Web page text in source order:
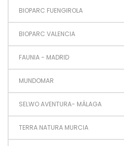
BIOPARC FUENGIROLA
BIOPARC VALENCIA
FAUNIA - MADRID
MUNDOMAR
SELWO AVENTURA- MÁLAGA
TERRA NATURA MURCIA